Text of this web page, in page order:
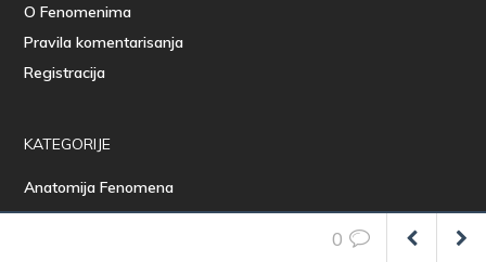
O Fenomenima
Pravila komentarisanja
Registracija
KATEGORIJE
Anatomija Fenomena
Art
0